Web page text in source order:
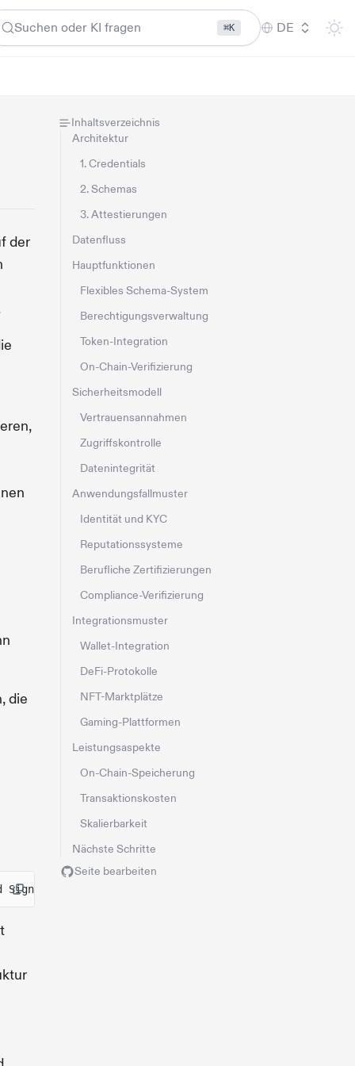
Suchen oder KI fragen ⌘K DE
der
die
Signers → Issue Attestations
Inhaltsverzeichnis
Architektur
1. Credentials
2. Schemas
3. Attestierungen
Datenfluss
Hauptfunktionen
Flexibles Schema-System
Berechtigungsverwaltung
Token-Integration
On-Chain-Verifizierung
Sicherheitsmodell
Vertrauensannahmen
Zugriffskontrolle
Datenintegrität
Anwendungsfallmuster
Identität und KYC
Reputationssysteme
Berufliche Zertifizierungen
Compliance-Verifizierung
Integrationsmuster
Wallet-Integration
DeFi-Protokolle
NFT-Marktplätze
Gaming-Plattformen
Leistungsaspekte
On-Chain-Speicherung
Transaktionskosten
Skalierbarkeit
Nächste Schritte
Seite bearbeiten